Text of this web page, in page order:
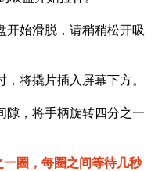
开始滑脱，请稍稍松开吸
将撬片插入屏幕下方。
隙，将手柄旋转四分之一
圈，每圈之间等待几秒